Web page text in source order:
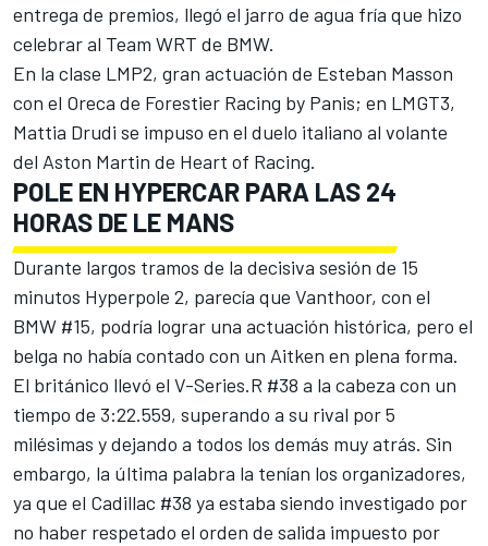
entrega de premios, llegó el jarro de agua fría que hizo
celebrar al Team WRT de BMW.
En la clase LMP2, gran actuación de Esteban Masson
con el Oreca de Forestier Racing by Panis; en LMGT3,
Mattia Drudi se impuso en el duelo italiano al volante
del Aston Martin de Heart of Racing.
POLE EN HYPERCAR PARA LAS 24
HORAS DE LE MANS
Durante largos tramos de la decisiva sesión de 15
minutos Hyperpole 2, parecía que Vanthoor, con el
BMW #15, podría lograr una actuación histórica, pero el
belga no había contado con un Aitken en plena forma.
El británico llevó el V-Series.R #38 a la cabeza con un
tiempo de 3:22.559, superando a su rival por 5
milésimas y dejando a todos los demás muy atrás. Sin
embargo, la última palabra la tenían los organizadores,
ya que el Cadillac #38 ya estaba siendo investigado por
no haber respetado el orden de salida impuesto por